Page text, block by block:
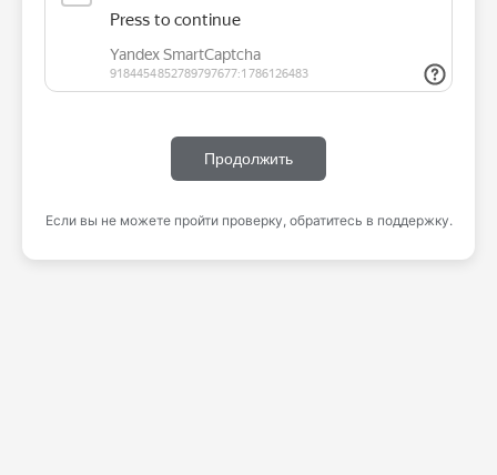
Продолжить
Если вы не можете пройти проверку, обратитесь в поддержку.